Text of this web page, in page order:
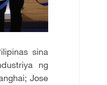
sina
ng
Jose